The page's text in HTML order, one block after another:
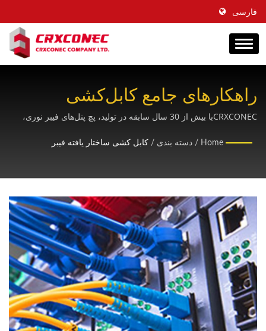
فارسی
راهکارهای جامع کابل‌کشی
ساختاریافته فیبر نوری برای
زیرساخت شبکه مدرن
CRXCONECبا بیش از 30 سال سابقه در تولید، پچ پنل‌های فیبر نوری،
کاربردهای مخابراتی و مرکز داده ارائه می‌دهد.
Home
/ دسته بندی / کابل کشی ساختار یافته فیبر